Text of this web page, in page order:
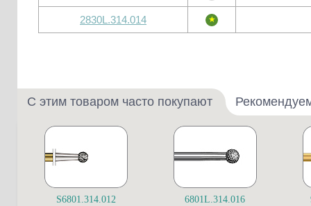
2830L.314.014
С этим товаром часто покупают
S6801.314.012 6801L.314.016